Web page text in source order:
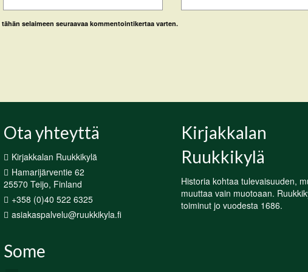
selaimeen seuraavaa kommentointikertaa varten.
Ota yhteyttä
Kirjakkalan Ruukkikylä
Hamarijärventie 62
25570 Teijo, Finland
+358 (0)40 522 6325
asiakaspalvelu@ruukkikyla.fi
Some
Kirjakkalan
Ruukkikylä
Historia kohtaa tulevaisuuden,
muuttaa vain muotoaan.
toiminut jo vuodesta 1686.